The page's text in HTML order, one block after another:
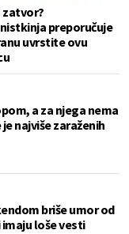
zatvor?
preporučuje
uvrstite ovu
a za njega nema
najviše zaraženih
briše umor od
loše vesti